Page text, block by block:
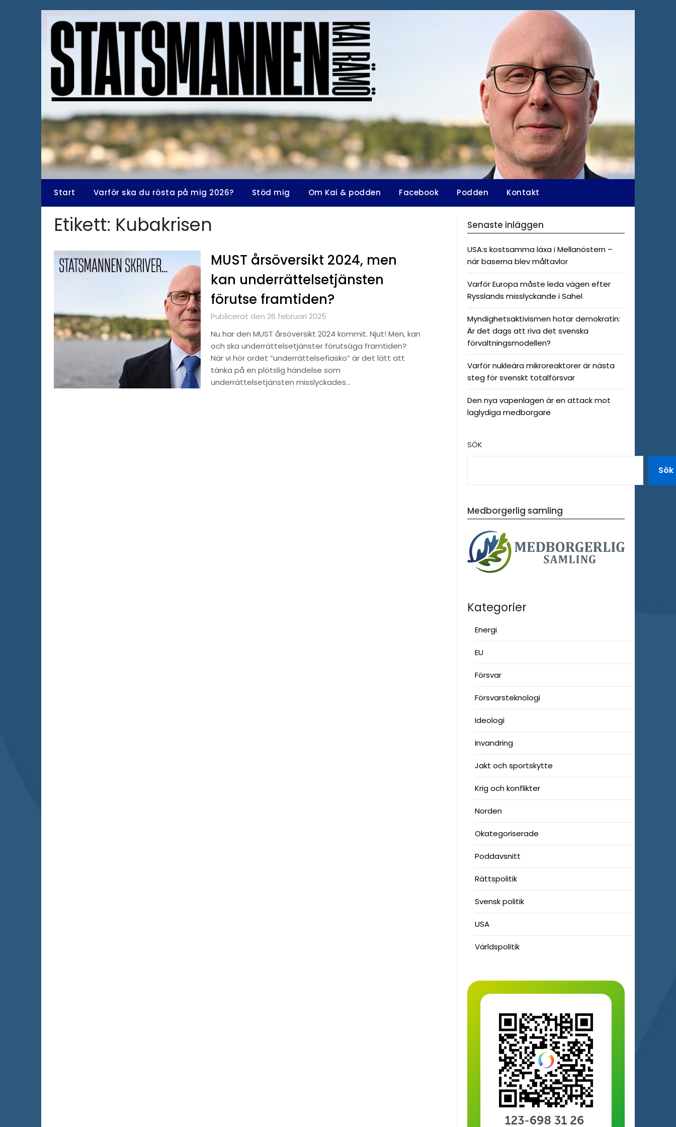
Start Varför ska du rösta på mig 2026? Stöd mig Om Kai & podden Facebook Podden Kontakt
Etikett: Kubakrisen
MUST årsöversikt 2024, men
kan underrättelsetjänsten
förutse framtiden?
Publicerat den 26 februari 2025
Nu har den MUST årsöversikt 2024 kommit. Njut! Men, kan
och ska underrättelsetjänster förutsäga framtiden?
När vi hör ordet ”underrättelsefiasko” är det lätt att
tänka på en plötslig händelse som
underrättelsetjänsten misslyckades…
Senaste inläggen
USA:s kostsamma läxa i Mellanöstern –
när baserna blev måltavlor
Varför Europa måste leda vägen efter
Rysslands misslyckande i Sahel
Myndighetsaktivismen hotar demokratin:
Är det dags att riva det svenska
förvaltningsmodellen?
Varför nukleära mikroreaktorer är nästa
steg för svenskt totalförsvar
Den nya vapenlagen är en attack mot
laglydiga medborgare
SÖK
Sök
Medborgerlig samling
Kategorier
Energi
EU
Försvar
Försvarsteknologi
Ideologi
Invandring
Jakt och sportskytte
Krig och konflikter
Norden
Okategoriserade
Poddavsnitt
Rättspolitik
Svensk politik
USA
Världspolitik